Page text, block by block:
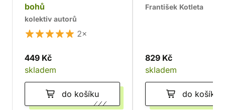
bohů
kolektiv autorů
2×
449 Kč
skladem
do košíku
František Kotleta
829 Kč
skladem
do košíku